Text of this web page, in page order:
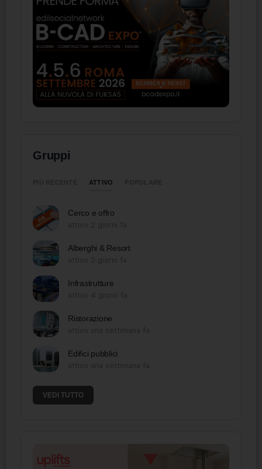
Gruppi
ATTIVO
Cerco e offro
Alberghi & Resort
Infrastrutture
Ristorazione
Edifici pubblici
VEDI TUTTO